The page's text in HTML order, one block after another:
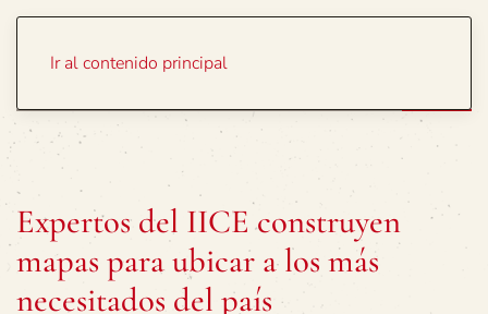
Ir al contenido principal
Expertos del IICE construyen
mapas para ubicar a los más
necesitados del país